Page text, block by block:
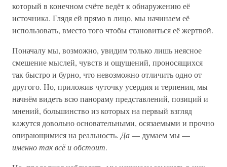
который в конечном счёте ведёт к обнаружению её
источника. Глядя ей прямо в лицо, мы начинаем её
использовать, вместо того чтобы становиться её жертвой.
Поначалу мы, возможно, увидим только лишь неясное
смешение мыслей, чувств и ощущений, проносящихся
так быстро и бурно, что невозможно отличить одно от
другого. Но, приложив чуточку усердия и терпения, мы
начнём видеть всю панораму представлений, позиций и
мнений, большинство из которых на первый взгляд
кажутся довольно основательными, осязаемыми и прочно
опирающимися на реальность. Да— думаем мы —
именно так всё и обстоит.